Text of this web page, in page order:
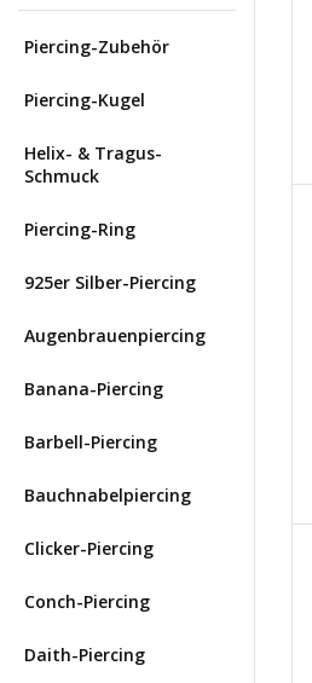
Piercing-Zubehör
Piercing-Kugel
Helix- & Tragus-
Schmuck
Piercing-Ring
925er Silber-Piercing
Augenbrauenpiercing
Banana-Piercing
Barbell-Piercing
Bauchnabelpiercing
Clicker-Piercing
Conch-Piercing
Daith-Piercing